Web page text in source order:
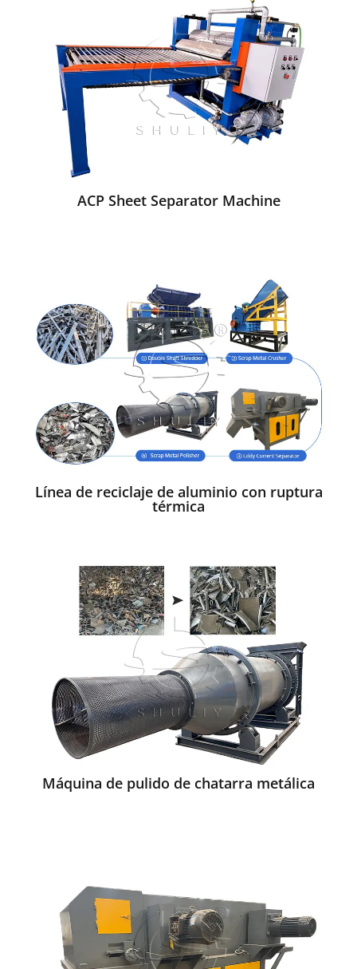
ACP Sheet Separator Machine
Línea de reciclaje de aluminio con ruptura
térmica
Máquina de pulido de chatarra metálica